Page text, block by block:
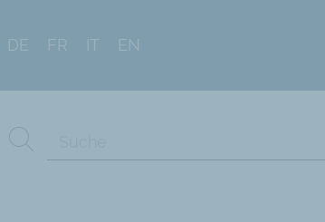
DE FR IT EN